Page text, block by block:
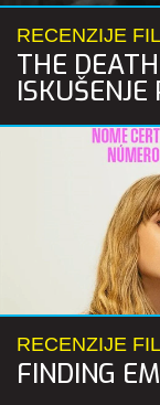
RECENZIJE
THE
RECENZIJE
FINDING